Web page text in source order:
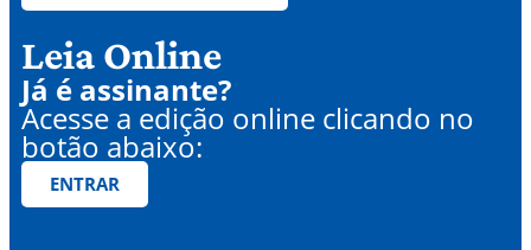
Leia Online
Já é assinante?
Acesse a edição online clicando no
botão abaixo:
ENTRAR